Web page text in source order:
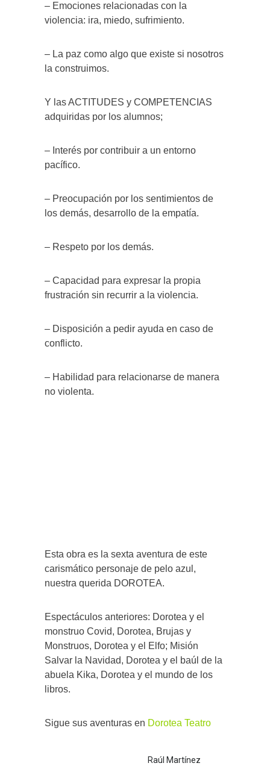
– Emociones relacionadas con la
violencia: ira, miedo, sufrimiento.
– La paz como algo que existe si nosotros
la construimos.
Y las ACTITUDES y COMPETENCIAS
adquiridas por los alumnos;
– Interés por contribuir a un entorno
pacífico.
– Preocupación por los sentimientos de
los demás, desarrollo de la empatía.
– Respeto por los demás.
– Capacidad para expresar la propia
frustración sin recurrir a la violencia.
– Disposición a pedir ayuda en caso de
conflicto.
– Habilidad para relacionarse de manera
no violenta.
Esta obra es la sexta aventura de este
carismático personaje de pelo azul,
nuestra querida DOROTEA.
Espectáculos anteriores: Dorotea y el
monstruo Covid, Dorotea, Brujas y
Monstruos, Dorotea y el Elfo; Misión
Salvar la Navidad, Dorotea y el baúl de la
abuela Kika, Dorotea y el mundo de los
libros.
Sigue sus aventuras en Dorotea Teatro
Raúl Martínez